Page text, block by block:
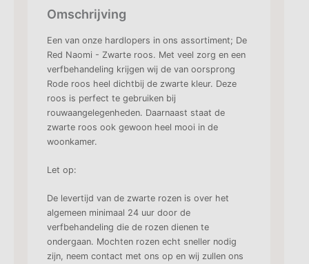
Omschrijving
Een van onze hardlopers in ons assortiment; De
Red Naomi - Zwarte roos. Met veel zorg en een
verfbehandeling krijgen wij de van oorsprong
Rode roos heel dichtbij de zwarte kleur. Deze
roos is perfect te gebruiken bij
rouwaangelegenheden. Daarnaast staat de
zwarte roos ook gewoon heel mooi in de
woonkamer.
Let op:
De levertijd van de zwarte rozen is over het
algemeen minimaal 24 uur door de
verfbehandeling die de rozen dienen te
ondergaan. Mochten rozen echt sneller nodig
zijn, neem contact met ons op en wij zullen ons